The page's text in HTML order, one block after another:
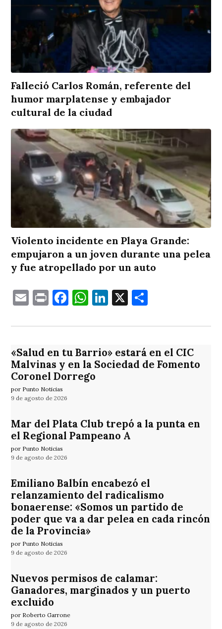
Falleció Carlos Román, referente del
humor marplatense y embajador
cultural de la ciudad
Violento incidente en Playa Grande:
empujaron a un joven durante una pelea
y fue atropellado por un auto
EmailPrintFacebook
WhatsApp
LinkedIn
X
«Salud en tu Barrio» estará en el CIC
Malvinas y en la Sociedad de Fomento
Coronel Dorrego
por Punto Noticias
9 de agosto de 2026
Mar del Plata Club trepó a la punta en
el Regional Pampeano A
por Punto Noticias
9 de agosto de 2026
Emiliano Balbín encabezó el
relanzamiento del radicalismo
bonaerense: «Somos un partido de
poder que va a dar pelea en cada rincón
de la Provincia»
por Punto Noticias
9 de agosto de 2026
Nuevos permisos de calamar:
Ganadores, marginados y un puerto
excluido
por Roberto Garrone
9 de agosto de 2026